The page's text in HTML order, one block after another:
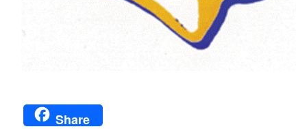
Share